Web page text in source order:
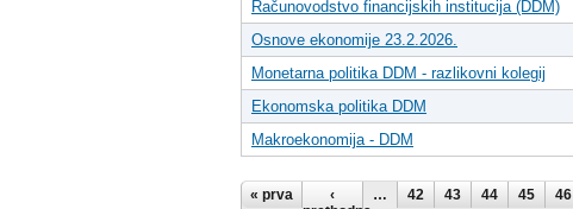
Računovodstvo financijskih institucija (DDM)
Osnove ekonomije 23.2.2026.
Monetarna politika DDM - razlikovni kolegij
Ekonomska politika DDM
Makroekonomija - DDM
« prva
‹
… 42 43 44 45 46